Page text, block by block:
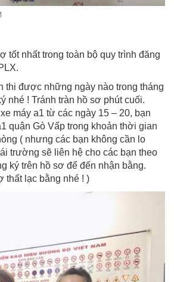
tốt nhất trong toàn bộ quy trình đăng
thi được những ngày nào trong tháng
nhé ! Tránh tràn hồ sơ phút cuối.
máy a1 từ các ngày 15 – 20, bạn
quận Gò Vấp trong khoản thời gian
( nhưng các bạn không cần lo
trường sẽ liên hệ cho các bạn theo
ký trên hồ sơ để đến nhận bằng.
thất lạc bằng nhé ! )